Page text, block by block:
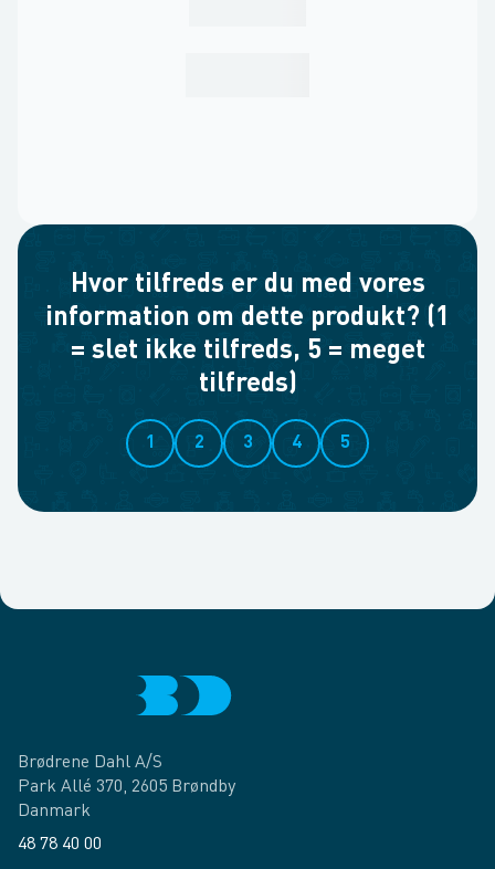
Hvor tilfreds er du med vores
information om dette produkt? (1
= slet ikke tilfreds, 5 = meget
tilfreds)
1 2 3 4 5
Brødrene Dahl A/S
Park Allé 370, 2605 Brøndby
Danmark
48 78 40 00